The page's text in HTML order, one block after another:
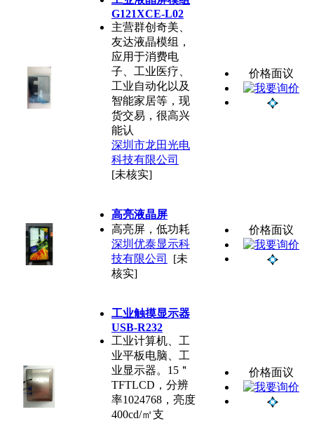
G121XCE-L02
主营群创奇美、
友达液晶模组，
应用于消费电
子、工业医疗、
工业自动化以及
智能家居等，现
货交易，很高兴
能认
深圳市龙田光电
科技有限公司
[未核实]
价格面议
高亮液晶屏
高亮屏，低功耗
深圳优泰显示科
技有限公司
[未
核实]
价格面议
工业触摸显示器
USB-R232
工业计算机、工
业平板电脑、工
业显示器。15＂
TFTLCD，分辨
率1024768，亮度
400cd/㎡支
价格面议